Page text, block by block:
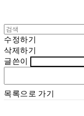
수정하기
삭제하기
글쓴이
목록으로 가기